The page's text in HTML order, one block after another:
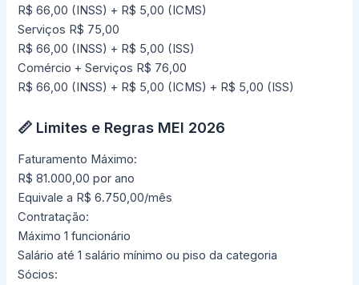
R$ 66,00 (INSS) + R$ 5,00 (ICMS)
Serviços R$ 75,00
R$ 66,00 (INSS) + R$ 5,00 (ISS)
Comércio + Serviços R$ 76,00
R$ 66,00 (INSS) + R$ 5,00 (ICMS) + R$ 5,00 (ISS)
📏 Limites e Regras MEI 2026
Faturamento Máximo:
R$ 81.000,00 por ano
Equivale a R$ 6.750,00/mês
Contratação:
Máximo 1 funcionário
Salário até 1 salário mínimo ou piso da categoria
Sócios: